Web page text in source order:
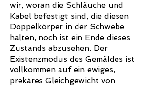
wir, woran die Schläuche und
Kabel befestigt sind, die diesen
Doppelkörper in der Schwebe
halten, noch ist ein Ende dieses
Zustands abzusehen. Der
Existenzmodus des Gemäldes ist
vollkommen auf ein ewiges,
prekäres Gleichgewicht von